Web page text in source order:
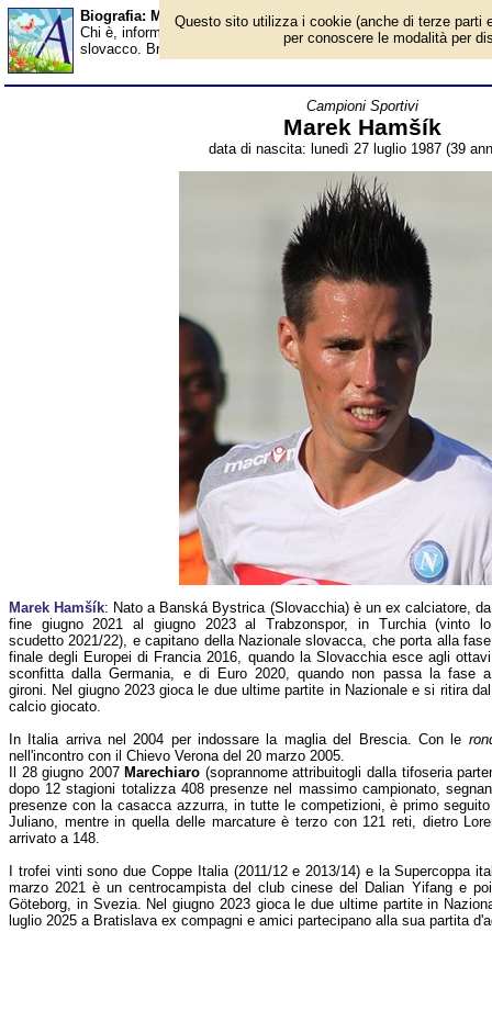
Biografia: Marek Hamšík - età - Almanacco
Chi è, informazioni, foto, qual è la data di nascita, età, dove è
slovacco. Breve biografia. Voce dell'Almanacco.
Campioni Sportivi
Marek Hamšík
data di nascita: lunedì 27 luglio 1987 (39
Marek Hamšík: Nato a Banská Bystrica (Slovacchia) è un ex calciatore, da
fine giugno 2021 al giugno 2023 al Trabzonspor, in Turchia (vinto lo
scudetto 2021/22), e capitano della Nazionale slovacca, che porta alla fase
finale degli Europei di Francia 2016, quando la Slovacchia esce agli ottavi
sconfitta dalla Germania, e di Euro 2020, quando non passa la fase a
gironi. Nel giugno 2023 gioca le due ultime partite in Nazionale e si ritira dal
calcio giocato.
In Italia arriva nel 2004 per indossare la maglia del Brescia. Con le
nell'incontro con il Chievo Verona del 20 marzo 2005.
Il 28 giugno 2007 Marechiaro (soprannome attribuitogli dalla tifoseria
dopo 12 stagioni totalizza 408 presenze nel massimo campionato,
presenze con la casacca azzurra, in tutte le competizioni, è primo
Juliano, mentre in quella delle marcature è terzo con 121 reti, dietro
arrivato a 148.
I trofei vinti sono due Coppe Italia (2011/12 e 2013/14) e la Supercoppa
marzo 2021 è un centrocampista del club cinese del Dalian Yifang e
Göteborg, in Svezia. Nel giugno 2023 gioca le due ultime partite in
luglio 2025 a Bratislava ex compagni e amici partecipano alla sua partita
Questo sito utilizza i cookie (anche di terze parti
per conoscere le modalità per